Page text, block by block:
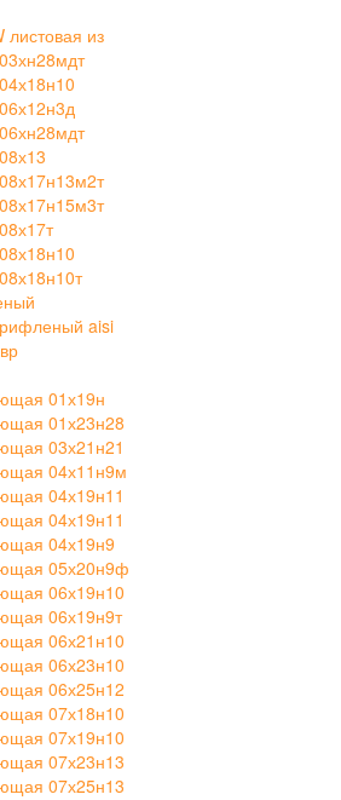
листовая из
aisi
01х19н
01х23н28
03х21н21
04х11н9м
04х19н11
04х19н11
04х19н9
05х20н9ф
06х19н10
06х19н9т
06х21н10
06х23н10
06х25н12
07х18н10
07х19н10
07х23н13
07х25н13